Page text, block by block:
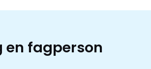
fagperson